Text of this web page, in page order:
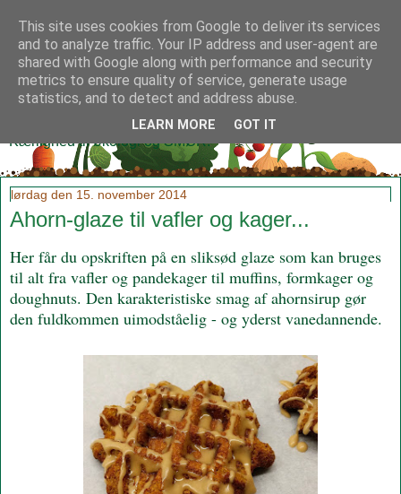
Klidmoster.dk
Kærlighed til økologi og SMØR!
lørdag den 15. november 2014
Ahorn-glaze til vafler og kager...
Her får du opskriften på en sliksød glaze som kan bruges
til alt fra vafler og pandekager til muffins, formkager og
doughnuts. Den karakteristiske smag af ahornsirup gør
den fuldkommen uimodståelig - og yderst vanedannende.
This site uses cookies from Google to deliver its services
and to analyze traffic. Your IP address and user-agent are
shared with Google along with performance and security
metrics to ensure quality of service, generate usage
statistics, and to detect and address abuse.
LEARN MORE GOT IT